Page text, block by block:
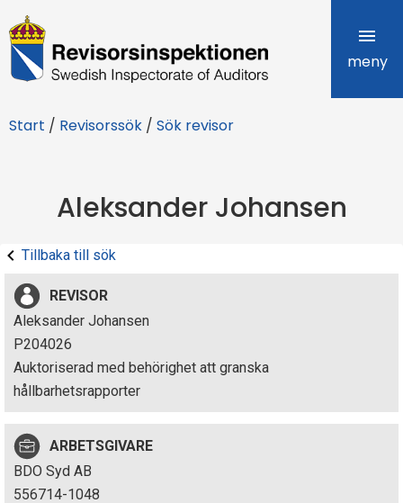
R
e
i
r
s
i
n
s
p
e
meny
Start / Revisorssök / Sök revisor
Aleksander Johansen
Tillbaka till sök
REVISOR
Aleksander Johansen
P204026
Auktoriserad med behörighet att granska
hållbarhetsrapporter
ARBETSGIVARE
BDO Syd AB
556714-1048